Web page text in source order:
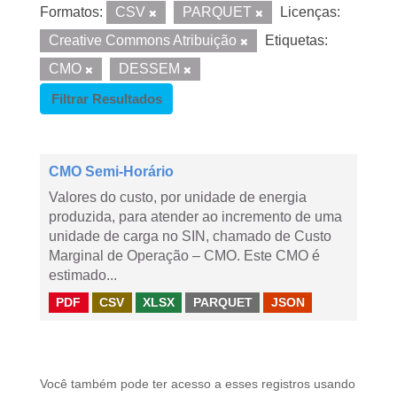
Formatos: CSV PARQUET
Licenças:
Creative Commons Atribuição
Etiquetas:
CMO
DESSEM
Filtrar Resultados
CMO Semi-Horário
Valores do custo, por unidade de energia
produzida, para atender ao incremento de uma
unidade de carga no SIN, chamado de Custo
Marginal de Operação – CMO. Este CMO é
estimado...
PDF CSV XLSX PARQUET JSON
Você também pode ter acesso a esses registros usando